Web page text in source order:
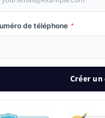
de téléphone *
Créer